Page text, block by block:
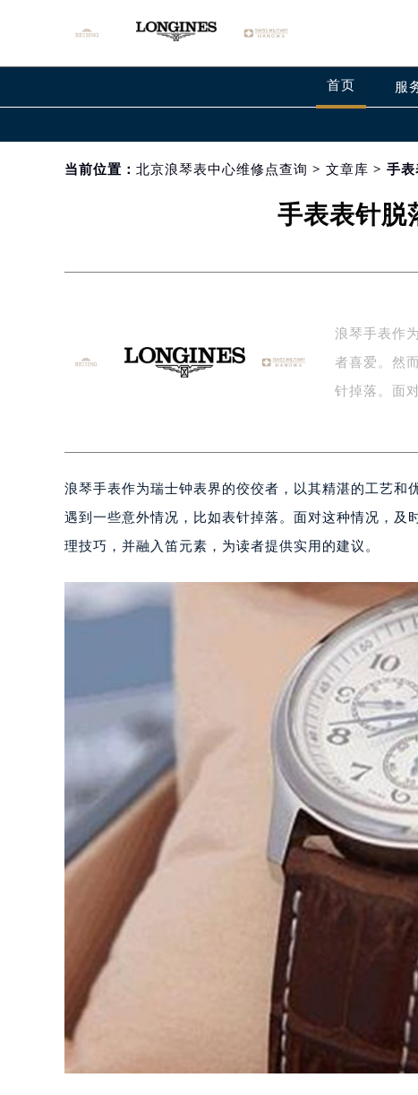
首页 服
当前位置： 北京浪琴表中心维修点查询 > 文章库 > 手表
手表表针脱
浪琴手表作
者喜爱。然
针掉落。面
浪琴手表作为瑞士钟表界的佼佼者，以其精湛的工艺
遇到一些意外情况，比如表针掉落。面对这种情况，及
理技巧，并融入笛元素，为读者提供实用的建议。